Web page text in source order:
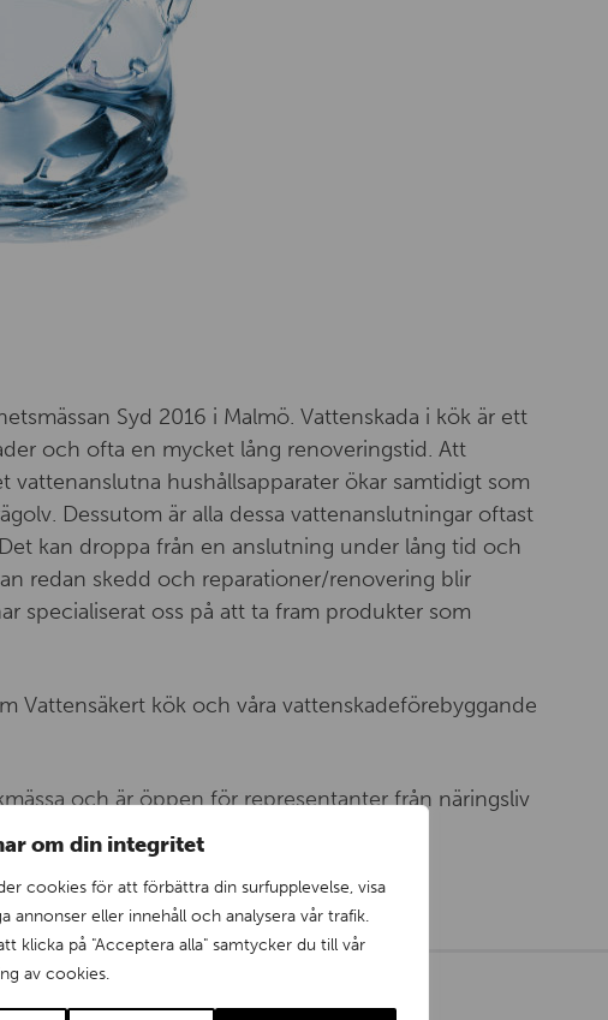
om din integritet
cookies för att förbättra din surfupplevelse, visa
annonser eller innehåll och analysera vår trafik.
klicka på "Acceptera alla" samtycker du till vår
av cookies.
Syd 2016 i Malmö. Vattenskada i kök är ett
och ofta en mycket lång renoveringstid. Att
vattenanslutna hushållsapparater ökar samtidigt som
Dessutom är alla dessa vattenanslutningar oftast
kan droppa från en anslutning under lång tid och
redan skedd och reparationer/renovering blir
specialiserat oss på att ta fram produkter som
Vattensäkert kök och våra vattenskadeförebyggande
och är öppen för representanter från näringsliv